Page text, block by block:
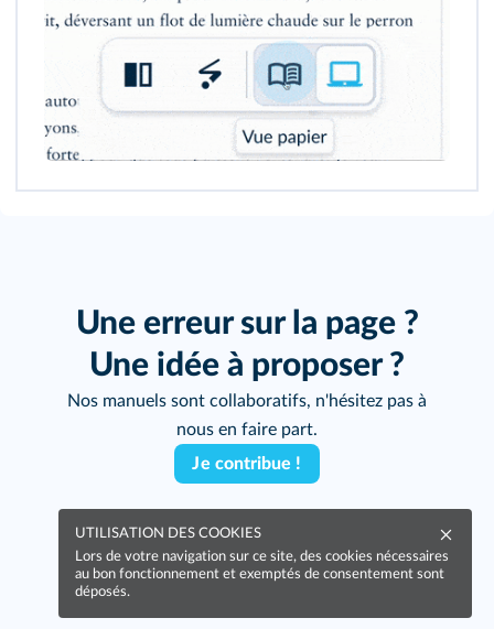
Une erreur sur la page ?
Une idée à proposer ?
Nos manuels sont collaboratifs, n'hésitez pas à
nous en faire part.
Je contribue !
UTILISATION DES COOKIES
Lors de votre navigation sur ce site, des cookies nécessaires
au bon fonctionnement et exemptés de consentement sont
déposés.